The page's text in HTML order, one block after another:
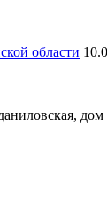
области